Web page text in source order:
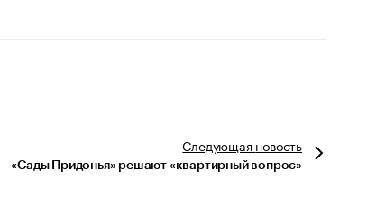
Следующаяновость
«Сады Придонья» решают «квартирный вопрос»